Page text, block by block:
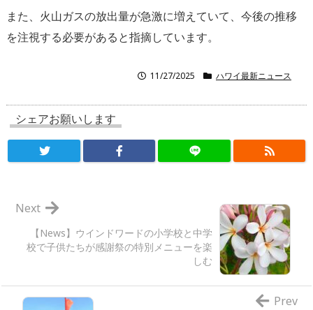
また、火山ガスの放出量が急激に増えていて、今後の推移
を注視する必要があると指摘しています。
11/27/2025 ハワイ最新ニュース
シェアお願いします
【News】ウインドワードの小学校と中学
校で子供たちが感謝祭の特別メニューを楽
しむ
Next
Prev